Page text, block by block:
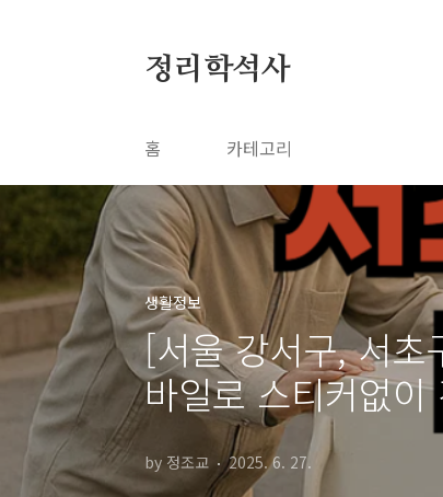
정리학석사
홈 카테고리
생활정보
[서울 강서구, 서초
바일로 스티커없이
by 정조교 2025. 6. 27.